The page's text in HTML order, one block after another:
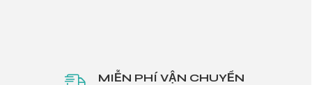
MIỄN PHÍ VẬN CHUYỂN